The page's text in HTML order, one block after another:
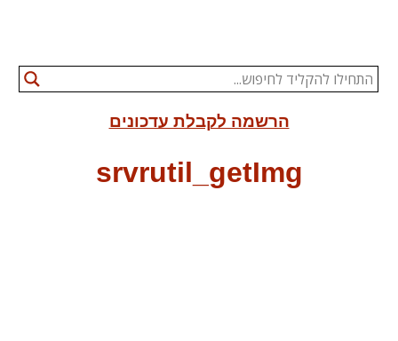
הרשמה לקבלת עדכונים
srvrutil_getImg